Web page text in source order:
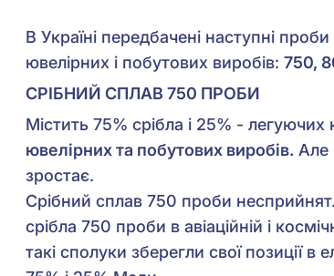
В Україні передбачені наступні
ювелірних і побутових виробів: 750,
СРІБНИЙ СПЛАВ 750 ПРОБИ
Містить 75% срібла і 25% - легуючих
ювелірних та побутових виробів. Але
зростає.
Срібний сплав 750 проби
срібла 750 проби в авіаційній і
такі сполуки зберегли свої позиції